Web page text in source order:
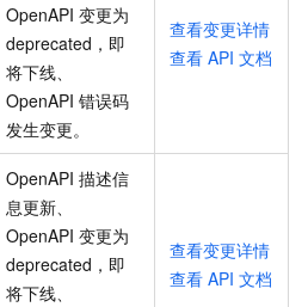
OpenAPI 变更为
deprecated，即
将下线、
OpenAPI 错误码
发生变更。
查看变更详情
查看 API 文档
OpenAPI 描述信
息更新、
OpenAPI 变更为
deprecated，即
将下线、
查看变更详情
查看 API 文档